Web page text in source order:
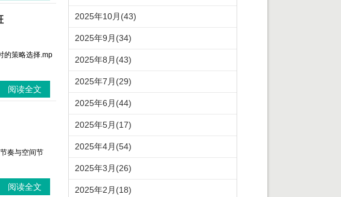
的策略选择.mp
阅读全文
奏与空间节
阅读全文
2025年10月(43)
2025年9月(34)
2025年8月(43)
2025年7月(29)
2025年6月(44)
2025年5月(17)
2025年4月(54)
2025年3月(26)
2025年2月(18)